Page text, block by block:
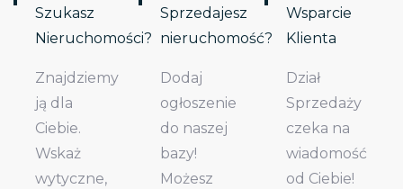
Szukasz
Nieruchomości?
Znajdziemy
ją dla
Ciebie.
Wskaż
wytyczne,
Sprzedajesz
nieruchomość?
Dodaj
ogłoszenie
do naszej
bazy!
Możesz
Wsparcie
Klienta
Dział
Sprzedaży
czeka na
wiadomość
od Ciebie!